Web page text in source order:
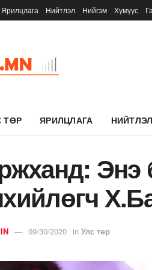
Ярилцлага Нийтлэл Нийгэм Хүмүүс
ТӨР ЯРИЛЦЛАГА
Энэ
09/30/2020 in Улс төр